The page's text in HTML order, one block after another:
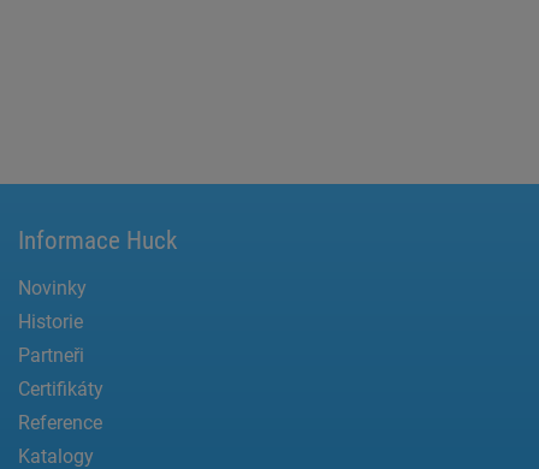
Informace Huck
Novinky
Historie
Partneři
Certifikáty
Reference
Katalogy